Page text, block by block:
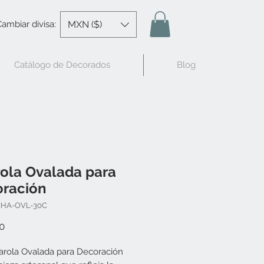
divisa: MXN ($)
Catálogo de Decorados Blog
Ovalada para
OVL-30C
Precio
Ovalada para Decoración